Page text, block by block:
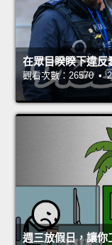
在眾目睽睽下違反
觀看次數：26570 •
週三放假日，讓你